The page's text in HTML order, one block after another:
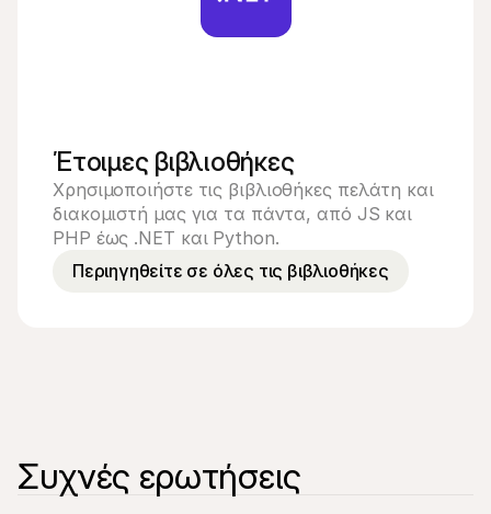
Έτοιμες βιβλιοθήκες
Χρησιμοποιήστε τις βιβλιοθήκες πελάτη και
διακομιστή μας για τα πάντα, από JS και
PHP έως .NET και Python.
Περιηγηθείτε σε όλες τις βιβλιοθήκες
Συχνές ερωτήσεις